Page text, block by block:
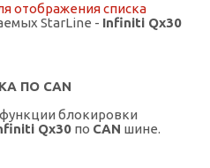
отображения списка
StarLine - Infiniti Qx30
ПО CAN
блокировки
Qx30 по CAN шине.